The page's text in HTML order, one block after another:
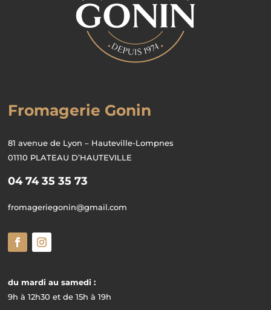
Fromagerie Gonin
81 avenue de Lyon – Hauteville-Lompnes
01110 PLATEAU D’HAUTEVILLE
04 74 35 35 73
fromageriegonin@gmail.com
du mardi au samedi :
9h à 12h30 et de 15h à 19h